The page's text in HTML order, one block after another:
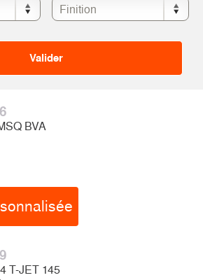
BVA
T-JET 145